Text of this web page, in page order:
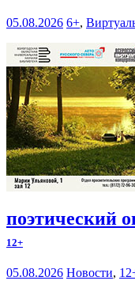
05.08.2026 6+,
поэтический
12+
05.08.2026 Новости,